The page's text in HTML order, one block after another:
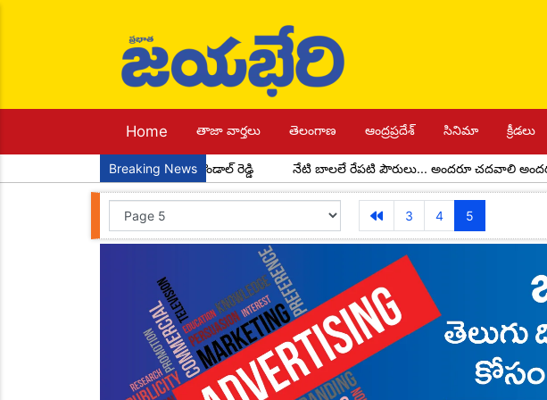
Home తాజా వార్తలు తెలంగాణ ఆంద్రప్రదేశ్ సినిమా క్రీడలు
Breaking News
మండల అధ్యక్షులుగా చాడ కొండాల్ రెడ్డి నేటి బాలలే రేపటి పౌరులు... అందరూ చదవాలి అందరూ ఎదగాలి
3 4 5